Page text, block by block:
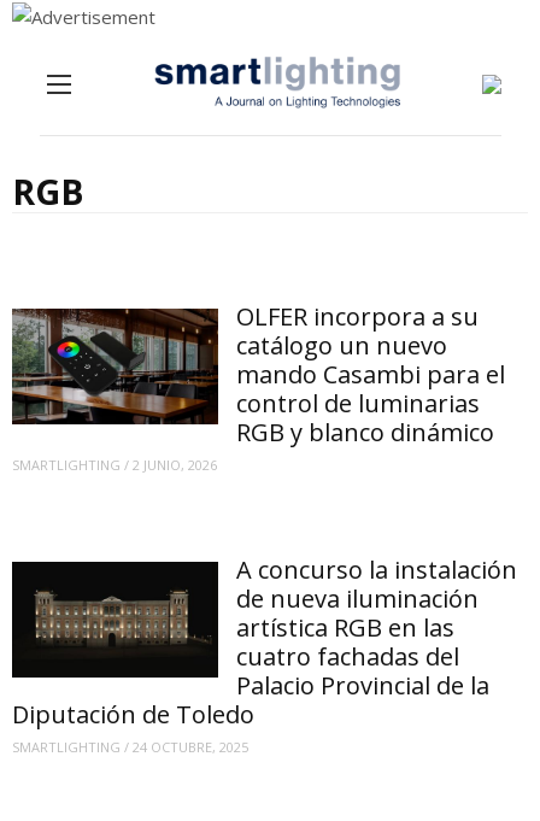
RGB
OLFER incorpora a su
catálogo un nuevo
mando Casambi para el
control de luminarias
RGB y blanco dinámico
SMARTLIGHTING / 2 JUNIO, 2026
A concurso la instalación
de nueva iluminación
artística RGB en las
cuatro fachadas del
Palacio Provincial de la
Diputación de Toledo
SMARTLIGHTING / 24 OCTUBRE, 2025